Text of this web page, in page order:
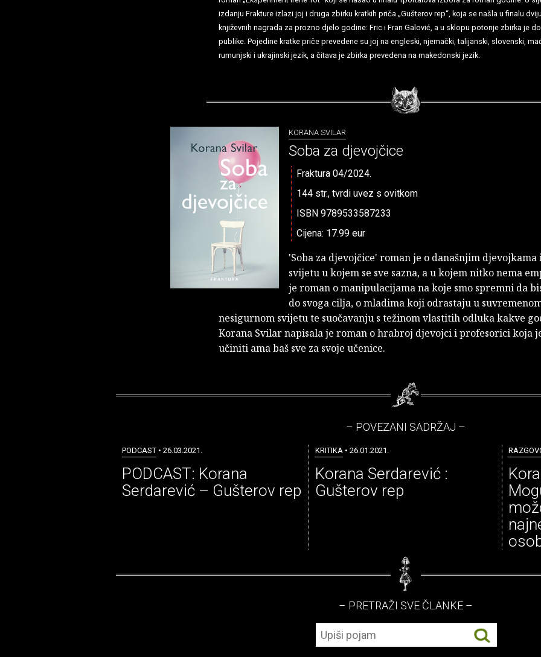
izdanju Frakture izlazi joj i druga zbirku kratkih priča „Gušterov rep“, koja se našla u finalu
književnih nagrada za prozno djelo godine: Fric i Fran Galović, a u sklopu potonje zbirka je
publike. Pojedine kratke priče prevedene su joj na engleski, njemački, talijanski, slovenski,
rumunjski i ukrajinski jezik, a čitava je zbirka prevedena na makedonski jezik.
KORANA SVILAR
Soba za djevojčice
Fraktura 04/2024.
144 str., tvrdi uvez s ovitkom
ISBN 9789533587233
Cijena: 17.99 eur
'Soba za djevojčice' roman je o današnjim djevojkama
svijetu u kojem se sve sazna, a u kojem nitko nema
je roman o manipulacijama na koje smo spremni da
do svoga cilja, o mladima koji odrastaju u
nesigurnom svijetu te suočavanju s težinom vlastitih odluka kakve
Korana Svilar napisala je roman o hrabroj djevojci i profesorici koja
učiniti ama baš sve za svoje učenice.
– POVEZANI SADRŽAJ –
PODCAST• 26.03.2021.
PODCAST: Korana
Serdarević – Gušterov rep
KRITIKA• 26.01.2021.
Korana Serdarević :
Gušterov rep
– PRETRAŽI SVE ČLANKE –